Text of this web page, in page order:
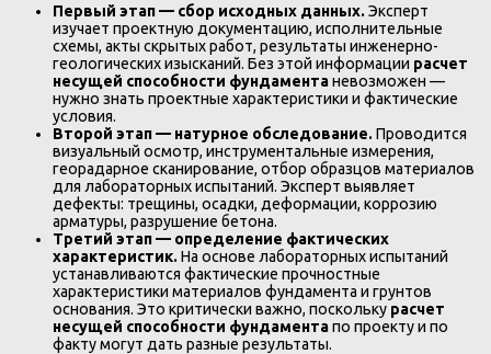
Первый этап — сбор исходных данных.Эксперт
изучает проектную документацию, исполнительные
схемы, акты скрытых работ, результаты инженерно-
геологических изысканий. Без этой информации расчет
несущей способности фундаментаневозможен —
нужно знать проектные характеристики и фактические
условия.
Второй этап — натурное обследование.Проводится
визуальный осмотр, инструментальные измерения,
георадарное сканирование, отбор образцов материалов
для лабораторных испытаний. Эксперт выявляет
дефекты: трещины, осадки, деформации, коррозию
арматуры, разрушение бетона.
Третий этап — определение фактических
характеристик.На основе лабораторных испытаний
устанавливаются фактические прочностные
характеристики материалов фундамента и грунтов
основания. Это критически важно, поскольку расчет
несущей способности фундаментапо проекту и по
факту могут дать разные результаты.